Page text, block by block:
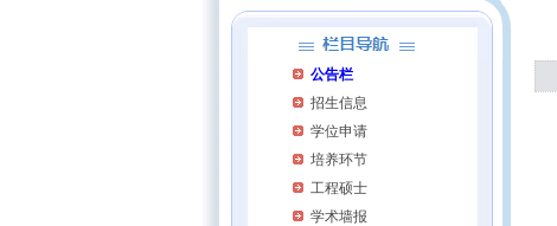
公告栏
招生信息
学位申请
培养环节
工程硕士
学术墙报